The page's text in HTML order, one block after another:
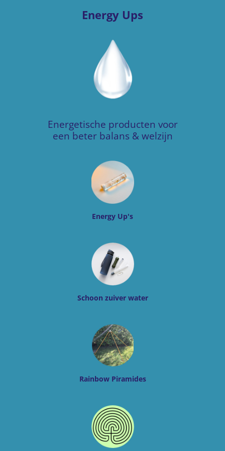
Energy Ups
Energetische producten voor
een beter balans & welzijn
Energy Up's
Schoon zuiver water
Rainbow Piramides